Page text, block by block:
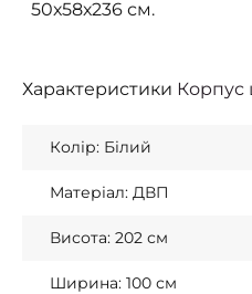
50х58х236 см.
Характеристики Корпус
Колір: Білий
Матеріал: ДВП
Висота: 202 см
Ширина: 100 см